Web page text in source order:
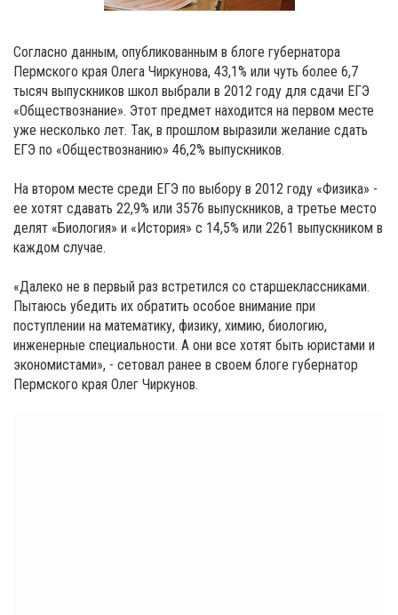
Согласно данным, опубликованным в блоге губернатора
Пермского края Олега Чиркунова, 43,1% или чуть более 6,7
тысяч выпускников школ выбрали в 2012 году для сдачи ЕГЭ
«Обществознание». Этот предмет находится на первом месте
уже несколько лет. Так, в прошлом выразили желание сдать
ЕГЭ по «Обществознанию» 46,2% выпускников.
На втором месте среди ЕГЭ по выбору в 2012 году «Физика» -
ее хотят сдавать 22,9% или 3576 выпускников, а третье место
делят «Биология» и «История» с 14,5% или 2261 выпускником в
каждом случае.
«Далеко не в первый раз встретился со старшеклассниками.
Пытаюсь убедить их обратить особое внимание при
поступлении на математику, физику, химию, биологию,
инженерные специальности. А они все хотят быть юристами и
экономистами», - сетовал ранее в своем блоге губернатор
Пермского края Олег Чиркунов.